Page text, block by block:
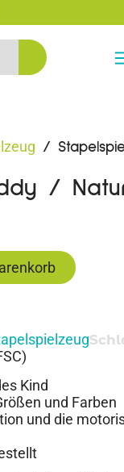
/
/ Natur
Kind
und Farben
und die